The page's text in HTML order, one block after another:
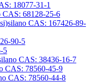
18077-31-1
CAS: 68128-25-6
CAS: 167426-89-
90-5
5
CAS: 38436-16-7
CAS: 78560-45-9
CAS: 78560-44-8